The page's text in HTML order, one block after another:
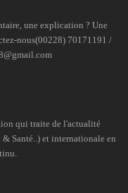
une explication ? Une
nous(00228) 70171191 /
qui traite de l'actualité
Santé..) et internationale en